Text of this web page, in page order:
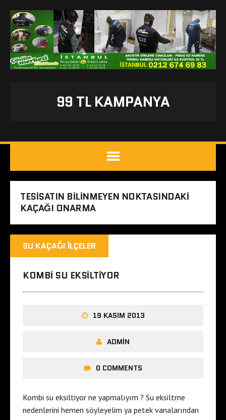
99 TL KAMPANYA
TESISATIN BILINMEYEN NOKTASINDAKI
KAÇAĞI ONARMA
SU KAÇAĞI İLÇELER
KOMBI SU EKSILTIYOR
19 KASIM 2013
ADMIN
0 COMMENTS
Kombi su eksiltiyor ne yapmalıyım ? Su eksiltme
nedenlerini hemen söyleyelim ya petek vanalarından